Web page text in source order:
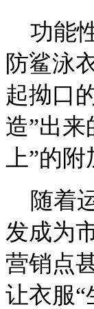
功能
防鲨泳
起拗口
造”出
上”的附
随着
发成为
营销点
让衣服